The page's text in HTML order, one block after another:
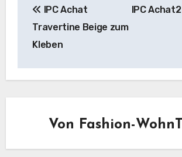
IPC Achat
Travertine Beige zum
Kleben
IPC
Von Fashion-